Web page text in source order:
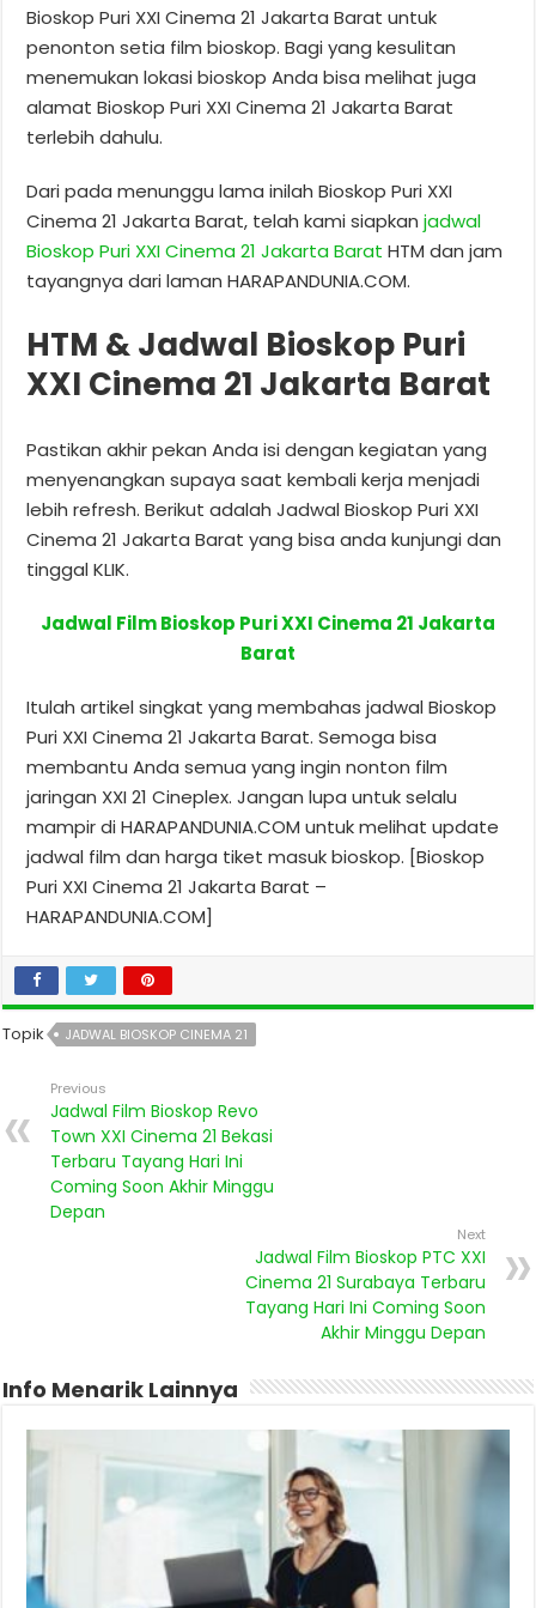
Bioskop Puri XXI Cinema 21 Jakarta Barat untuk
penonton setia film bioskop. Bagi yang kesulitan
menemukan lokasi bioskop Anda bisa melihat juga
alamat Bioskop Puri XXI Cinema 21 Jakarta Barat
terlebih dahulu.
Dari pada menunggu lama inilah Bioskop Puri XXI
Cinema 21 Jakarta Barat, telah kami siapkanjadwal
Bioskop Puri XXI Cinema 21 Jakarta Barat HTM dan jam
tayangnya dari laman HARAPANDUNIA.COM.
HTM & Jadwal Bioskop Puri
XXI Cinema 21 Jakarta Barat
Pastikan akhir pekan Anda isi dengan kegiatan yang
menyenangkan supaya saat kembali kerja menjadi
lebih refresh. Berikut adalah Jadwal Bioskop Puri XXI
Cinema 21 Jakarta Barat yang bisa anda kunjungi dan
tinggal KLIK.
Jadwal Film Bioskop Puri XXI Cinema 21 Jakarta
Barat
Itulah artikel singkat yang membahas jadwal Bioskop
Puri XXI Cinema 21 Jakarta Barat. Semoga bisa
membantu Anda semua yang ingin nonton film
jaringan XXI 21 Cineplex. Jangan lupa untuk selalu
mampir di HARAPANDUNIA.COM untuk melihat update
jadwal film dan harga tiket masuk bioskop. [Bioskop
Puri XXI Cinema 21 Jakarta Barat –
HARAPANDUNIA.COM]
Topik JADWAL BIOSKOP CINEMA 21
Previous
Jadwal Film Bioskop Revo
Town XXI Cinema 21 Bekasi
Terbaru Tayang Hari Ini
Coming Soon Akhir Minggu
Depan
Next
Jadwal Film Bioskop PTC XXI
Cinema 21 Surabaya Terbaru
Tayang Hari Ini Coming Soon
Akhir Minggu Depan
Info Menarik Lainnya